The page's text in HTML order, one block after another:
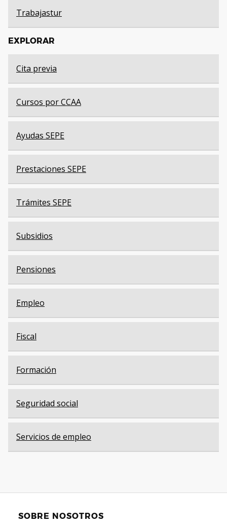
Trabajastur
EXPLORAR
Cita previa
Cursos por CCAA
Ayudas SEPE
Prestaciones SEPE
Trámites SEPE
Subsidios
Pensiones
Empleo
Fiscal
Formación
Seguridad social
Servicios de empleo
SOBRE NOSOTROS